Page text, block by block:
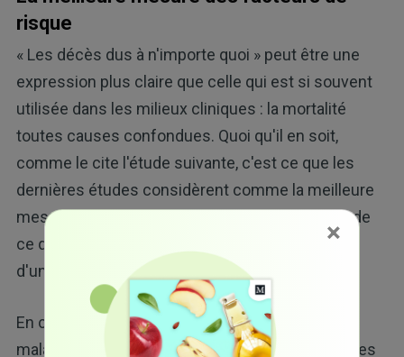
risque
« Les décès dus à n'importe quoi » peut être une
expression plus claire que celle qui est si souvent
utilisée dans les milieux cliniques : la mortalité
toutes causes confondues. Quoi qu'il en soit,
comme le cite l'étude suivante, c'est ce que les
dernières études considèrent comme la meilleure
mesure des facteurs qui augmentent le risque de
ce qui finira très probablement par prendre la vie
d'une personne.
En ce qui concerne votre risque de décès par
maladie cardiaque, il y a beaucoup plus de preuves
×